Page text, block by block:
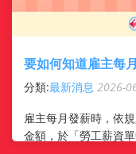
要如何知道雇主每
分類:最新消息 2026-
雇主每月發薪時，依
金額，於「勞工薪資